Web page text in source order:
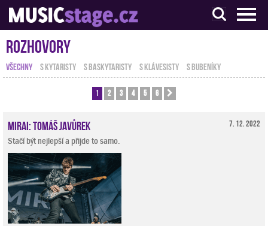
S muzikanty pro muzikanty
Rozhovory
VŠECHNY S KYTARISTY S BASKYTARISTY S KLÁVESISTY S BUBENÍKY
1 2 3 4 5 6
7. 12. 2022
Mirai: Tomáš Javůrek
Stačí být nejlepší a přijde to samo.